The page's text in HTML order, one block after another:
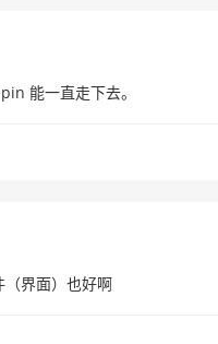
能一直走下去。
界面）也好啊